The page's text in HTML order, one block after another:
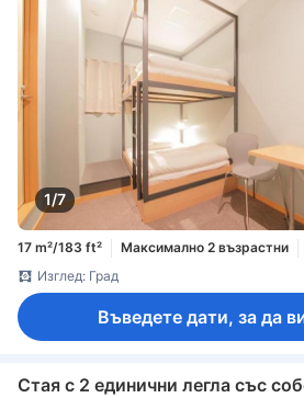
1/7
17 m²/183 ft² Максимално 2 възрастни
Изглед: Град
Въведете дати, за да
Стая с 2 единични легла със